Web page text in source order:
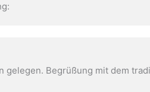
Begrüßung mit dem